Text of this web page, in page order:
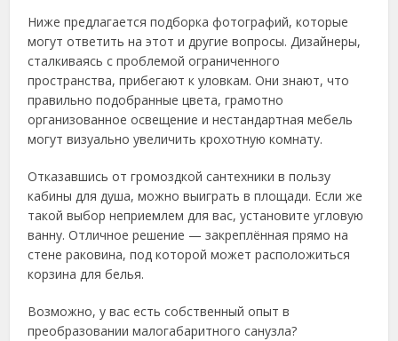
Ниже предлагается подборка фотографий, которые
могут ответить на этот и другие вопросы. Дизайнеры,
сталкиваясь с проблемой ограниченного
пространства, прибегают к уловкам. Они знают, что
правильно подобранные цвета, грамотно
организованное освещение и нестандартная мебель
могут визуально увеличить крохотную комнату.
Отказавшись от громоздкой сантехники в пользу
кабины для душа, можно выиграть в площади. Если же
такой выбор неприемлем для вас, установите угловую
ванну. Отличное решение — закреплённая прямо на
стене раковина, под которой может расположиться
корзина для белья.
Возможно, у вас есть собственный опыт в
преобразовании малогабаритного санузла?